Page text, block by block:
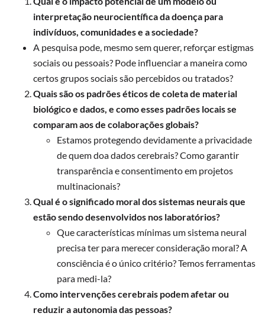
interpretação neurocientífica da doença para
indivíduos, comunidades e a sociedade?
A pesquisa pode, mesmo sem querer, reforçar estigmas
sociais ou pessoais? Pode influenciar a maneira como
certos grupos sociais são percebidos ou tratados?
Quais são os padrões éticos de coleta de material
biológico e dados, e como esses padrões locais se
comparam aos de colaborações globais?
Estamos protegendo devidamente a privacidade
de quem doa dados cerebrais? Como garantir
transparência e consentimento em projetos
multinacionais?
Qual é o significado moral dos sistemas neurais que
estão sendo desenvolvidos nos laboratórios?
Que características mínimas um sistema neural
precisa ter para merecer consideração moral? A
consciência é o único critério? Temos ferramentas
para medi-la?
Como intervenções cerebrais podem afetar ou
reduzir a autonomia das pessoas?